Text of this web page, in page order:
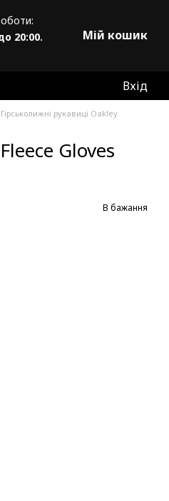
20:00.
Мій кошик
Вхід
Гірськолижні рукавиці Oakley
Gloves
В бажання